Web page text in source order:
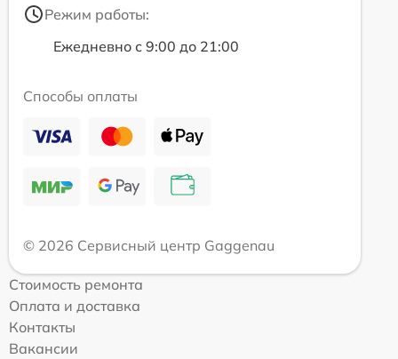
Режим работы:
Ежедневно с 9:00 до 21:00
Способы оплаты
© 2026 Сервисный центр Gaggenau
Стоимость ремонта
Оплата и доставка
Контакты
Вакансии